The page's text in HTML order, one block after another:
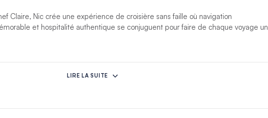
Claire, Nic crée une expérience de croisière sans faille où navigation
et hospitalité authentique se conjuguent pour faire de chaque voyage un
créativité et passion pour les saveurs du monde entier à chaque
le capitaine Nic ont quitté leur vie professionnelle londonienne pour réaliser leur
LIRE LA SUITE